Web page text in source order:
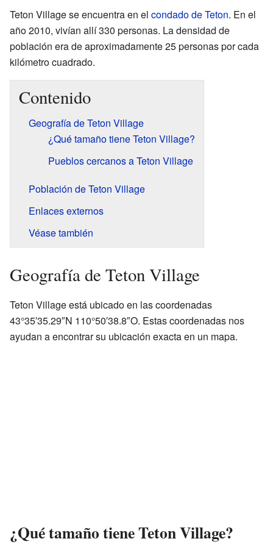
Teton Village se encuentra en el condado de Teton. En el
año 2010, vivían allí 330 personas. La densidad de
población era de aproximadamente 25 personas por cada
kilómetro cuadrado.
Contenido
Geografía de Teton Village
¿Qué tamaño tiene Teton Village?
Pueblos cercanos a Teton Village
Población de Teton Village
Enlaces externos
Véase también
Geografía de Teton Village
Teton Village está ubicado en las coordenadas
43°35′35.29″N 110°50′38.8″O. Estas coordenadas nos
ayudan a encontrar su ubicación exacta en un mapa.
¿Qué tamaño tiene Teton Village?